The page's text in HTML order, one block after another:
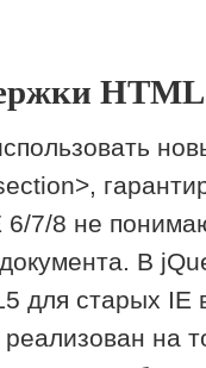
HTML
6/7/8 не
В
для старых IE
на